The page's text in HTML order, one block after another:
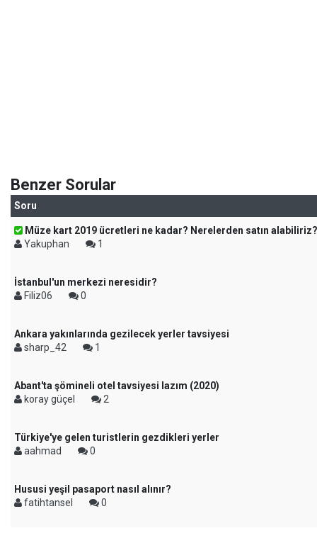
Benzer Sorular
Soru
Müze kart 2019 ücretleri ne kadar? Nerelerden satın alabiliriz?
Yakuphan
1
İstanbul'un merkezi neresidir?
Filiz06
0
Ankara yakınlarında gezilecek yerler tavsiyesi
sharp_42
1
Abant'ta şömineli otel tavsiyesi lazım (2020)
koray güçel
2
Türkiye'ye gelen turistlerin gezdikleri yerler
aahmad
0
Hususi yeşil pasaport nasıl alınır?
fatihtansel
0